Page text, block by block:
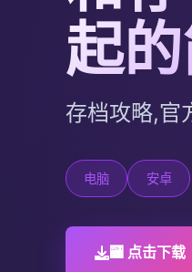
起
存档攻略,官
电脑 安卓
🏧 点击下载